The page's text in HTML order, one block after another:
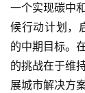
一个实现碳中
候行动计划，
的中期目标。
的挑战在于维
展城市解决方